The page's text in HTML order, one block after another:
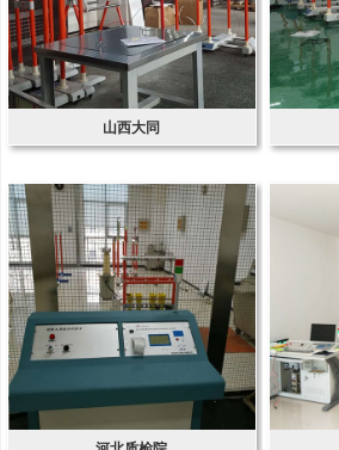
山西大同